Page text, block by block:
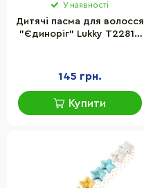
У наявності
Дитячі пасма для волосся
"Єдиноріг" Lukky T22813
145 грн.
Купити